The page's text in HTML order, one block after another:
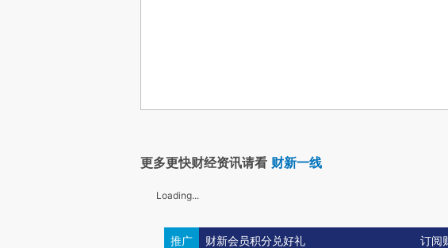
更多更快财经资讯请看 财新一线
Loading...
推广 财新会员积分兑好礼 订阅